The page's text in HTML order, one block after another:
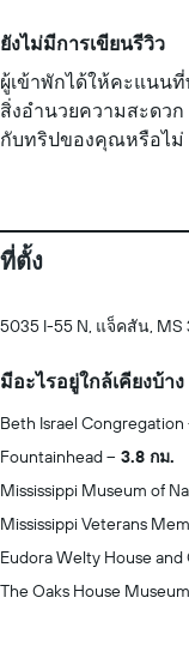
ยังไม่มีการเขียนรีวิว
ผู้เข้าพักได้ให้คะแนน
สิ่งอำนวยความสะดว
กับทริปของคุณหรือไม่
ที่ตั้ง
5035 I-55 N, แจ็คสัน, MS
มีอะไรอยู่ใกล้เคียงบ้าง
Beth Israel Congregation
Fountainhead
3.8 กม.
Mississippi Museum of
Mississippi Veterans
Eudora Welty House and
The Oaks House Museum